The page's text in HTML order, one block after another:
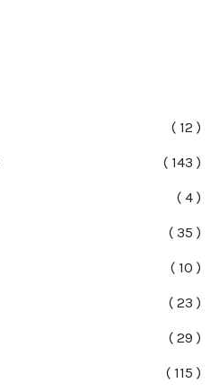
12
143
4
35
10
23
29
115